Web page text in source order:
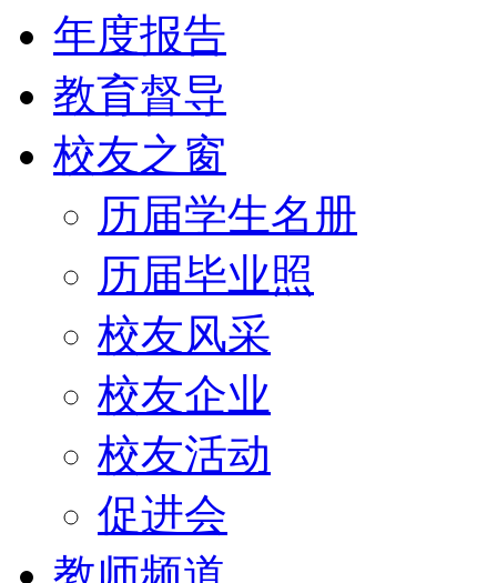
年度报告
教育督导
校友之窗
历届学生名册
历届毕业照
校友风采
校友企业
校友活动
促进会